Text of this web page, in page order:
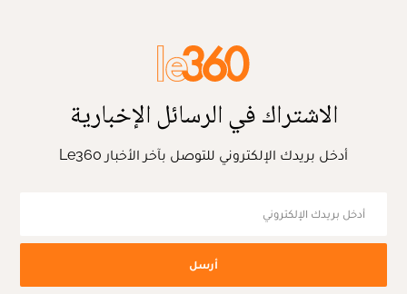
الاشتراك في الرسائل الإخبارية
أدخل بريدك الإلكتروني للتوصل بآخر الأخبار Le360
أرسل